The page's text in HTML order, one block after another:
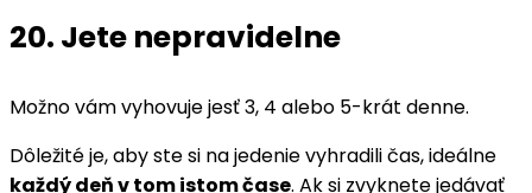
20. Jete nepravidelne
Možno vám vyhovuje jesť 3, 4 alebo 5-krát denne.
Dôležité je, aby ste si na jedenie vyhradili čas, ideálne
každý deň v tom istom čase. Ak si zvyknete jedávať